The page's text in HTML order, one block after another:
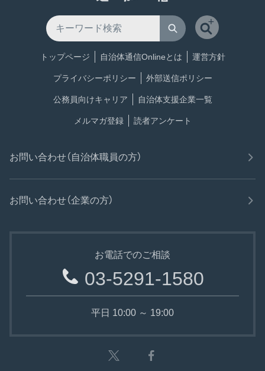
トップページ 自治体通信Onlineとは 運営方針
プライバシーポリシー 外部送信ポリシー
公務員向けキャリア 自治体支援企業一覧
メルマガ登録 読者アンケート
お問い合わせ（自治体職員の方）
お問い合わせ（企業の方）
お電話でのご相談
03-5291-1580
平日 10:00 ～ 19:00